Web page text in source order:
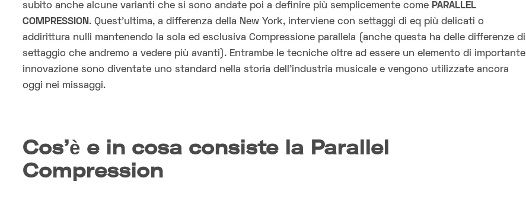
subito anche alcune varianti che si sono andate poi a definire più semplicemente come PARALLEL
COMPRESSION . Quest’ultima, a differenza della New York, interviene con settaggi di eq più delicati o
addirittura nulli mantenendo la sola ed esclusiva Compressione parallela (anche questa ha delle differenze di
settaggio che andremo a vedere più avanti). Entrambe le tecniche oltre ad essere un elemento di importante
innovazione sono diventate uno standard nella storia dell’industria musicale e vengono utilizzate ancora
oggi nei missaggi.
Cos’è e in cosa consiste la Parallel
Compression